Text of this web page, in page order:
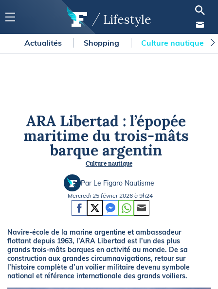
Lifestyle
Actualités Shopping Culture nautique
ARA Libertad : l’épopée
maritime du trois-mâts
barque argentin
Culture nautique
Par Le Figaro Nautisme
Mercredi 25 février 2026 à 9h24
Navire-école de la marine argentine et ambassadeur
flottant depuis 1963, l’ARA Libertad est l’un des plus
grands trois-mâts barques en activité au monde. De sa
construction aux grandes circumnavigations, retour sur
l’histoire complète d’un voilier militaire devenu symbole
national et référence internationale des grands voiliers.